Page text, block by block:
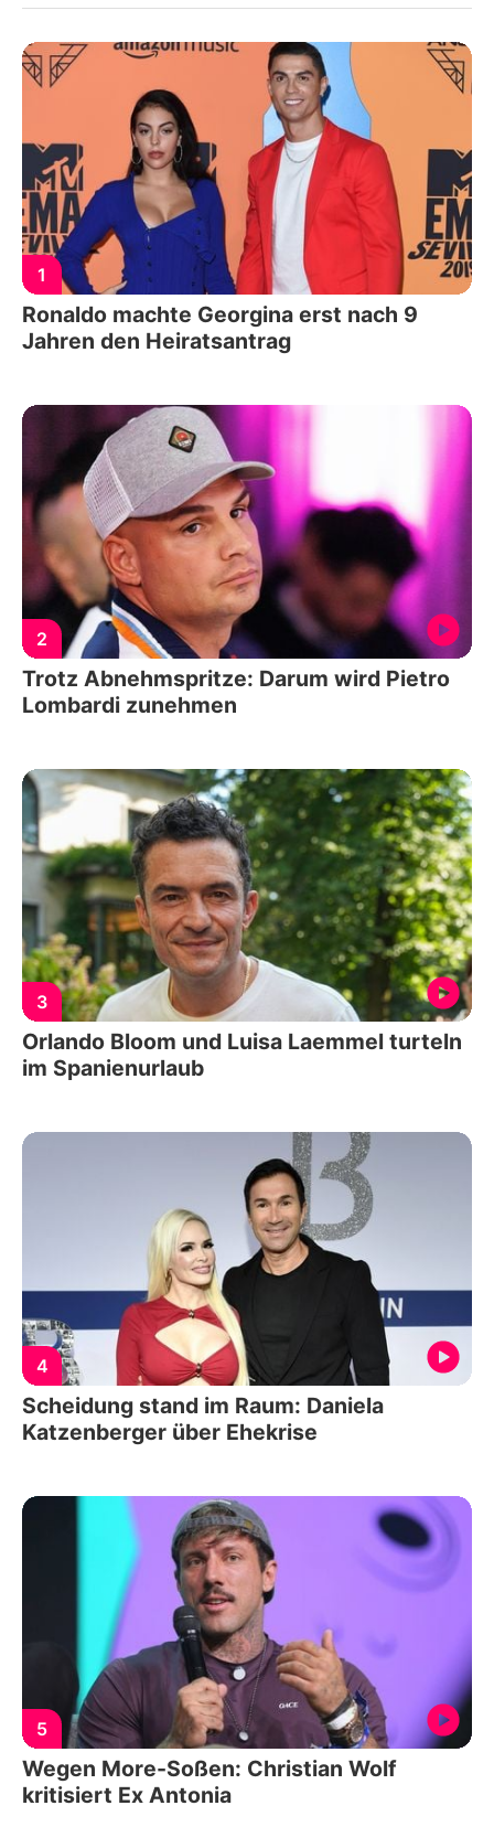
1
Ronaldo machte Georgina erst nach 9
Jahren den Heiratsantrag
2
Trotz Abnehmspritze: Darum wird Pietro
Lombardi zunehmen
3
Orlando Bloom und Luisa Laemmel turteln
im Spanienurlaub
4
Scheidung stand im Raum: Daniela
Katzenberger über Ehekrise
5
Wegen More-Soßen: Christian Wolf
kritisiert Ex Antonia